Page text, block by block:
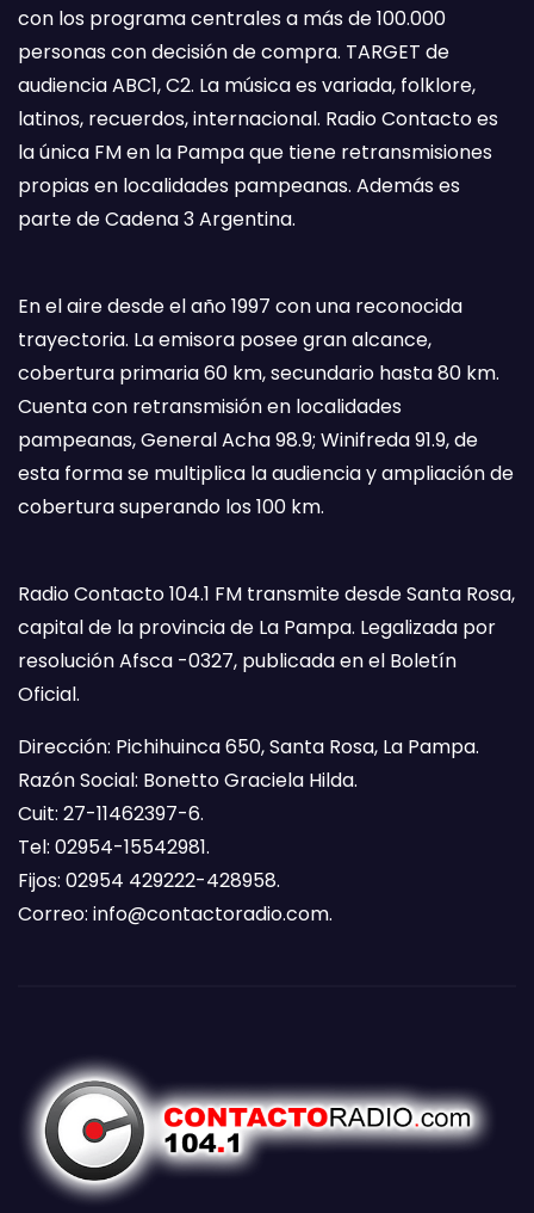
con los programa centrales a más de 100.000
personas con decisión de compra. TARGET de
audiencia ABC1, C2. La música es variada, folklore,
latinos, recuerdos, internacional. Radio Contacto es
la única FM en la Pampa que tiene retransmisiones
propias en localidades pampeanas. Además es
parte de Cadena 3 Argentina.
En el aire desde el año 1997 con una reconocida
trayectoria. La emisora posee gran alcance,
cobertura primaria 60 km, secundario hasta 80 km.
Cuenta con retransmisión en localidades
pampeanas, General Acha 98.9; Winifreda 91.9, de
esta forma se multiplica la audiencia y ampliación de
cobertura superando los 100 km.
Radio Contacto 104.1 FM transmite desde Santa Rosa,
capital de la provincia de La Pampa. Legalizada por
resolución Afsca -0327, publicada en el Boletín
Oficial.
Dirección: Pichihuinca 650, Santa Rosa, La Pampa.
Razón Social: Bonetto Graciela Hilda.
Cuit: 27-11462397-6.
Tel: 02954-15542981.
Fijos: 02954 429222-428958.
Correo: info@contactoradio.com.